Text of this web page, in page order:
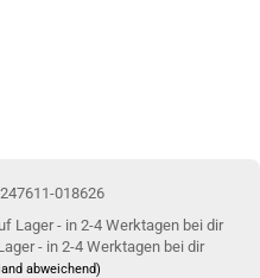
018626
- in 2-4 Werktagen bei dir
abweichend)